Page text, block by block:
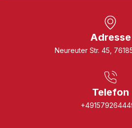
Adresse
Neureuter Str. 45,
Telefon